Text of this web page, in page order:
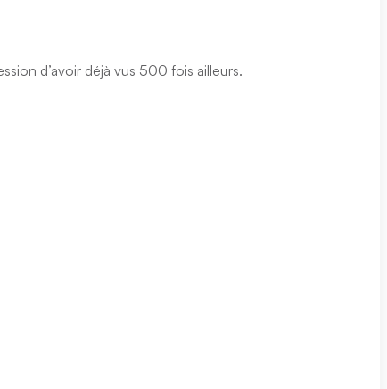
d’avoir déjà vus 500 fois ailleurs.